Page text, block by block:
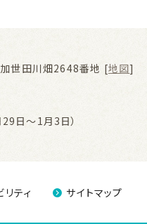
世田川畑2648番地 [地図]
日～1月3日）
リティ サイトマップ